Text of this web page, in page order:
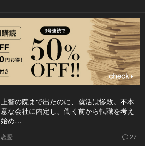
上智の院まで出たのに、就活は惨敗。不本
意な会社に内定し、働く前から転職を考え
始め…
恋愛 27